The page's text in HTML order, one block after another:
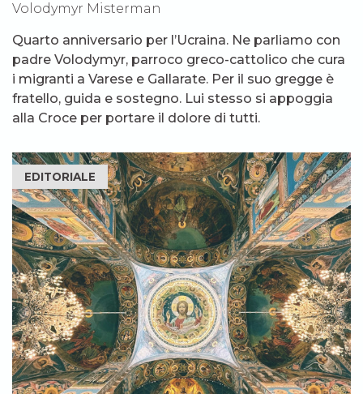
Volodymyr Misterman
Quarto anniversario per l’Ucraina. Ne parliamo con
padre Volodymyr, parroco greco-cattolico che cura
i migranti a Varese e Gallarate. Per il suo gregge è
fratello, guida e sostegno. Lui stesso si appoggia
alla Croce per portare il dolore di tutti.
EDITORIALE